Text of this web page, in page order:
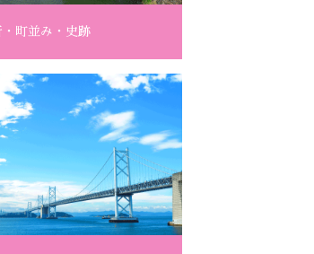
・町並み・史跡